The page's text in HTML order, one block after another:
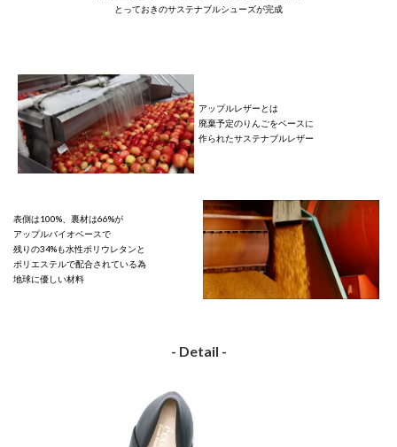
とっておきのサステナブルシューズが完成
アップルレザーとは
廃棄予定のりんごをベースに
作られたサステナブルレザー
表側は100%、裏材は66%が
アップルバイオベースで
残りの34%も水性ポリウレタンと
ポリエステルで配合されている為
地球に優しい材料
- Detail -